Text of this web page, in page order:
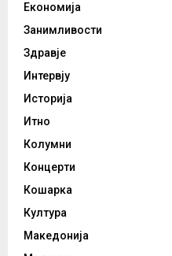
Економија
Занимливости
Здравје
Интервју
Историја
Итно
Колумни
Концерти
Кошарка
Култура
Македонија